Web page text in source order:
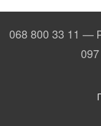
068 800 33 11 —